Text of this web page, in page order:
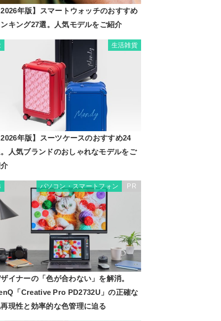
年版】スマートウォッチのおすすめ
キング27選。人気モデルをご紹介
生活雑貨
年版】スーツケースのおすすめ24
人気ブランドのおしゃれなモデルをご
パソコン・スマートフォン PR
イナーの「色が合わない」を解消。
「Creative Pro PD2732U」の正確な
現性と効率的な色管理に迫る